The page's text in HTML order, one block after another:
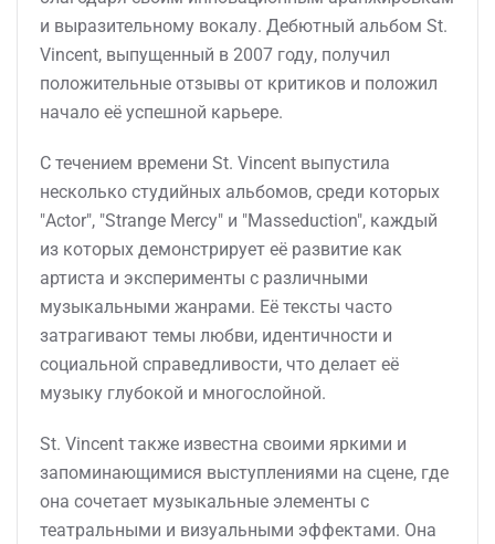
и выразительному вокалу. Дебютный альбом St.
Vincent, выпущенный в 2007 году, получил
положительные отзывы от критиков и положил
начало её успешной карьере.
С течением времени St. Vincent выпустила
несколько студийных альбомов, среди которых
"Actor", "Strange Mercy" и "Masseduction", каждый
из которых демонстрирует её развитие как
артиста и эксперименты с различными
музыкальными жанрами. Её тексты часто
затрагивают темы любви, идентичности и
социальной справедливости, что делает её
музыку глубокой и многослойной.
St. Vincent также известна своими яркими и
запоминающимися выступлениями на сцене, где
она сочетает музыкальные элементы с
театральными и визуальными эффектами. Она